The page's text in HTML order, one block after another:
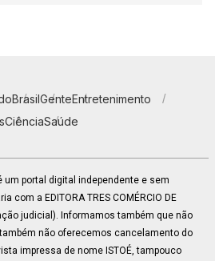
BrasilGenteEntretenimento
CiênciaSaúde
é um portal digital independente e sem
com a EDITORA TRES COMÉRCIO DE
judicial). Informamos também que não
não oferecemos cancelamento do
impressa de nome ISTOÉ, tampouco